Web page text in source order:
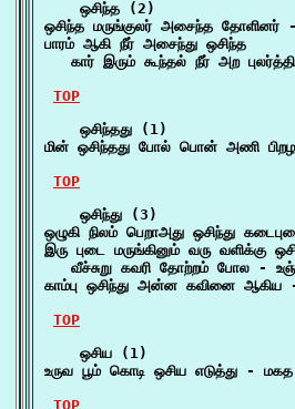
    ஒசிந்த (2)
ஒசிந்த மருங்குலர் அசைந்த
பாரம் ஆகி நீர் அசைந்து ஒசிந்த
கார் இரும் கூந்தல் நீர் அற
TOP
    ஒசிந்தது (1)
மின் ஒசிந்தது போல் பொன் அணி
TOP
    ஒசிந்து (3)
ஒழுகி நிலம் பெறாஅது ஒசிந்து
இரு புடை மருங்கினும் வரு வளிக்கு
வீச்சுறு கவரி தோற்றம் போல -
காம்பு ஒசிந்து அன்ன கவினை
TOP
    ஒசிய (1)
உருவ பூம் கொடி ஒசிய எடுத்து -
TOP